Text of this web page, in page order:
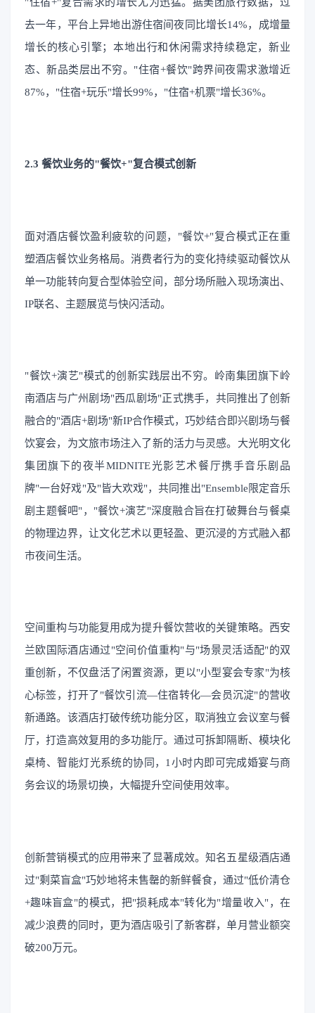
去一年，平台上异地出游住宿间夜同比增长14%，成增量
增长的核心引擎；本地出行和休闲需求持续稳定，新业
态、新品类层出不穷。"住宿+餐饮"跨界间夜需求激增近
87%，"住宿+玩乐"增长99%，"住宿+机票"增长36%。
2.3 餐饮业务的"餐饮+"复合模式创新
面对酒店餐饮盈利疲软的问题，"餐饮+"复合模式正在重
塑酒店餐饮业务格局。消费者行为的变化持续驱动餐饮从
单一功能转向复合型体验空间，部分场所融入现场演出、
IP联名、主题展览与快闪活动。
"餐饮+演艺"模式的创新实践层出不穷。岭南集团旗下岭
南酒店与广州剧场"西瓜剧场"正式携手，共同推出了创新
融合的"酒店+剧场"新IP合作模式，巧妙结合即兴剧场与餐
饮宴会，为文旅市场注入了新的活力与灵感。大光明文化
集团旗下的夜半MIDNITE光影艺术餐厅携手音乐剧品
牌"一台好戏"及"皆大欢戏"，共同推出"Ensemble限定音乐
剧主题餐吧"，"餐饮+演艺"深度融合旨在打破舞台与餐桌
的物理边界，让文化艺术以更轻盈、更沉浸的方式融入都
市夜间生活。
空间重构与功能复用成为提升餐饮营收的关键策略。西安
兰欧国际酒店通过"空间价值重构"与"场景灵活适配"的双
重创新，不仅盘活了闲置资源，更以"小型宴会专家"为核
心标签，打开了"餐饮引流—住宿转化—会员沉淀"的营收
新通路。该酒店打破传统功能分区，取消独立会议室与餐
厅，打造高效复用的多功能厅。通过可拆卸隔断、模块化
桌椅、智能灯光系统的协同，1小时内即可完成婚宴与商
务会议的场景切换，大幅提升空间使用效率。
创新营销模式的应用带来了显著成效。知名五星级酒店通
过"剩菜盲盒"巧妙地将未售罄的新鲜餐食，通过"低价清仓
+趣味盲盒"的模式，把"损耗成本"转化为"增量收入"，在
减少浪费的同时，更为酒店吸引了新客群，单月营业额突
破200万元。